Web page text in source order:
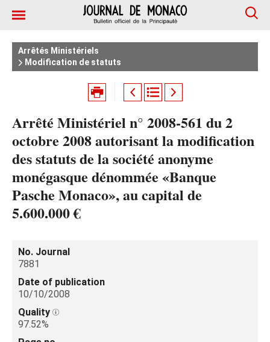
Arrêtés Ministériels
Modification de statuts
Arrêté Ministériel n° 2008-561 du 2
octobre 2008 autorisant la modification
des statuts de la société anonyme
monégasque dénommée «Banque
Pasche Monaco», au capital de
5.600.000 €
No. Journal
7881
Date of publication
10/10/2008
Quality
97.52%